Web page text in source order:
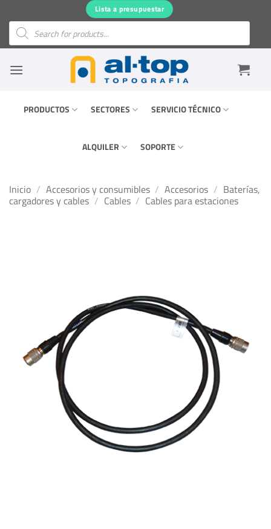
contenido
Lista a presupuestar
Búsqueda
productos
PRODUCTOS SECTORES SERVICIO TÉCNICO
ALQUILER SOPORTE
Inicio / Accesorios y consumibles / Accesorios / Baterías,
cargadores y cables / Cables / Cables para estaciones